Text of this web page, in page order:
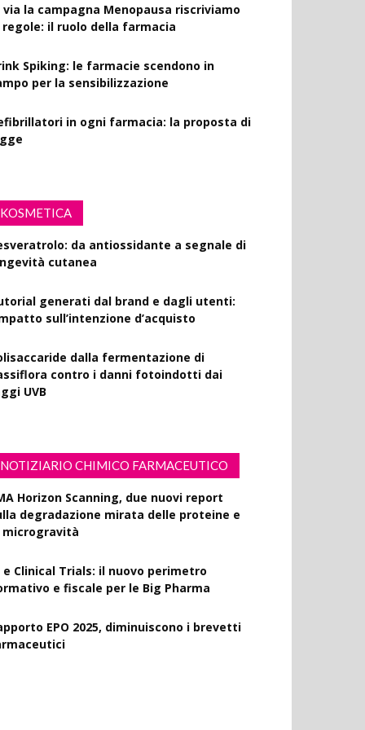
via la campagna Menopausa riscriviamo
regole: il ruolo della farmacia
Spiking: le farmacie scendono in
per la sensibilizzazione
in ogni farmacia: la proposta di
KOSMETICA
da antiossidante a segnale di
cutanea
generati dal brand e dagli utenti:
sull’intenzione d’acquisto
dalla fermentazione di
contro i danni fotoindotti dai
UVB
NOTIZIARIO CHIMICO FARMACEUTICO
Horizon Scanning, due nuovi report
degradazione mirata delle proteine e
microgravità
e Clinical Trials: il nuovo perimetro
e fiscale per le Big Pharma
EPO 2025, diminuiscono i brevetti